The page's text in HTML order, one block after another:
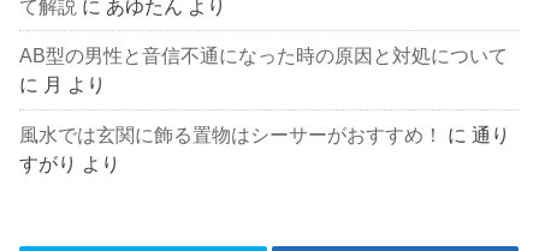
て解説 に あゆたん より
AB型の男性と音信不通になった時の原因と対処について
に 月 より
風水では玄関に飾る置物はシーサーがおすすめ！ に通り
すがり より